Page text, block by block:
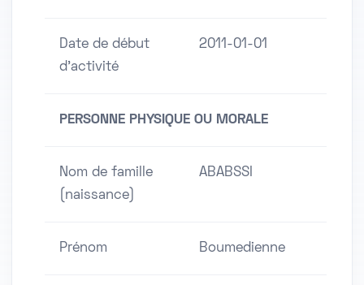
Date de début
d'activité
2011-01-01
PERSONNE PHYSIQUE OU MORALE
Nom de famille
(naissance)
ABABSSI
Prénom Boumedienne